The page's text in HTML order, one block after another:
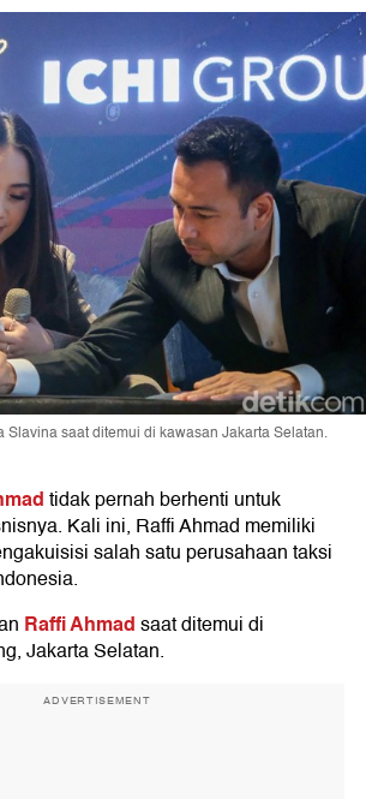
Slavina saat ditemui di kawasan Jakarta Selatan.
tidak pernah berhenti untuk
Kali ini, Raffi Ahmad memiliki
salah satu perusahaan taksi
Raffi Ahmadsaat ditemui di
Jakarta Selatan.
ADVERTISEMENT